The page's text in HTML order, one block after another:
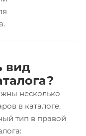
вид
несколько
в каталоге,
тип в правой